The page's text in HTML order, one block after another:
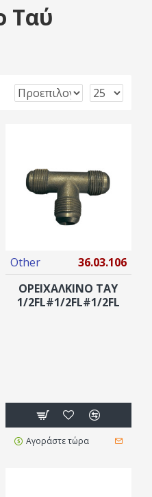
Ταύ
Other
36.03.106
ΟΡΕΙΧΑΛΚΙΝΟ ΤΑΥ
1/2FL#1/2FL#1/2FL
Αγοράστε τώρα